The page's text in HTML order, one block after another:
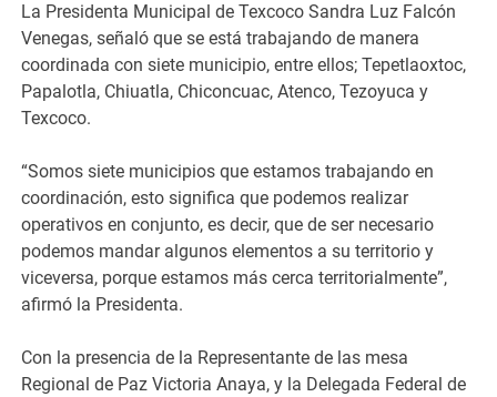
La Presidenta Municipal de Texcoco Sandra Luz Falcón
Venegas, señaló que se está trabajando de manera
coordinada con siete municipio, entre ellos; Tepetlaoxtoc,
Papalotla, Chiuatla, Chiconcuac, Atenco, Tezoyuca y
Texcoco.
“Somos siete municipios que estamos trabajando en
coordinación, esto significa que podemos realizar
operativos en conjunto, es decir, que de ser necesario
podemos mandar algunos elementos a su territorio y
viceversa, porque estamos más cerca territorialmente”,
afirmó la Presidenta.
Con la presencia de la Representante de las mesa
Regional de Paz Victoria Anaya, y la Delegada Federal de